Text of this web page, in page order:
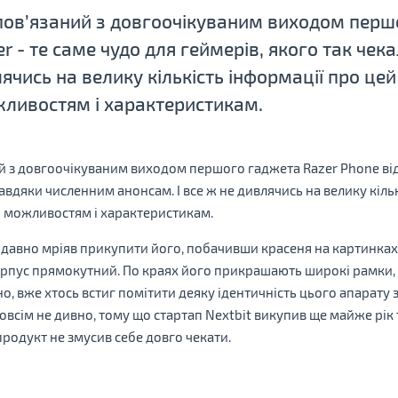
з довгоочікуваним виходом
- те саме чудо для геймерів, якого так
на велику кількість інформації про
і характеристикам.
з довгоочікуваним виходом першого гаджета Razer Phone
численним анонсам. І все ж не дивлячись на велику
і характеристикам.
мріяв прикупити його, побачивши красеня на
прямокутний. По краях його прикрашають широкі рамки,
вже хтось встиг помітити деяку ідентичність цього апарату
не дивно, тому що стартап Nextbit викупив ще майже
не змусив себе довго чекати.